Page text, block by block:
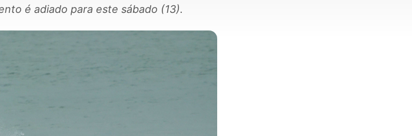
é adiado para este sábado (13).